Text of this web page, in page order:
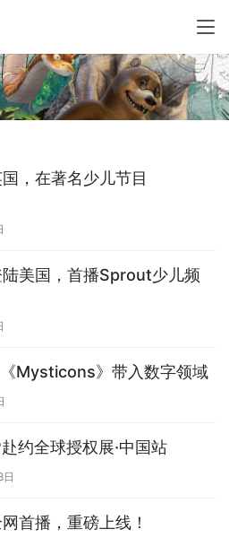
，在著名少儿节目
陆美国，首播Sprout少儿频
Mysticons》带入数字领域
约全球授权展·中国站
首播，重磅上线！